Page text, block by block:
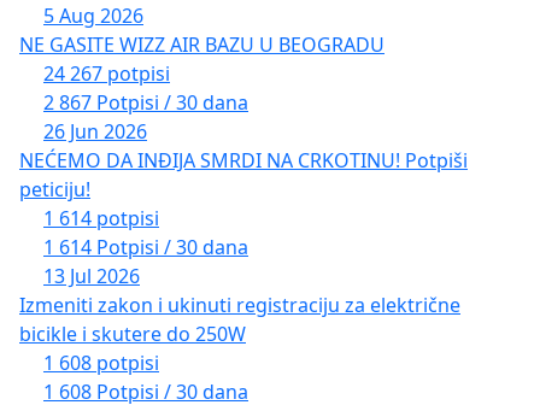
5 Aug 2026
NE GASITE WIZZ AIR BAZU U BEOGRADU
24 267 potpisi
2 867 Potpisi / 30 dana
26 Jun 2026
NEĆEMO DA INĐIJA SMRDI NA CRKOTINU! Potpiši
peticiju!
1 614 potpisi
1 614 Potpisi / 30 dana
13 Jul 2026
Izmeniti zakon i ukinuti registraciju za električne
bicikle i skutere do 250W
1 608 potpisi
1 608 Potpisi / 30 dana